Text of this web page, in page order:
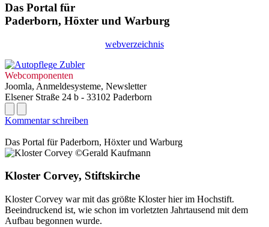
Das Portal für
Paderborn, Höxter und Warburg
webverzeichnis
Webcomponenten
Joomla, Anmeldesysteme, Newsletter
Elsener Straße 24 b - 33102 Paderborn
Kommentar schreiben
Das Portal fürPaderborn, Höxterund Warburg
Kloster Corvey, Stiftskirche
Kloster Corvey war mit das größte Kloster hier im Hochstift.
Beeindruckend ist, wie schon im vorletzten Jahrtausend mit dem
Aufbau begonnen wurde.